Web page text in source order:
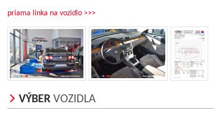
priama linka na vozidlo >>>
VÝBER VOZIDLA